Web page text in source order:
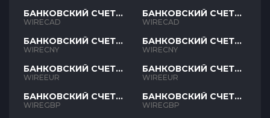
БАНКОВСКИЙ СЧЕТ
CAD
WIRECAD
БАНКОВСКИЙ СЧЕТ
CNY
WIRECNY
БАНКОВСКИЙ СЧЕТ
EUR
WIREEUR
БАНКОВСКИЙ СЧЕТ
GBP
WIREGBP
БАНКОВСКИЙ СЧЕТ
CAD
WIRECAD
БАНКОВСКИЙ СЧЕТ
CNY
WIRECNY
БАНКОВСКИЙ СЧЕТ
EUR
WIREEUR
БАНКОВСКИЙ СЧЕТ
GBP
WIREGBP